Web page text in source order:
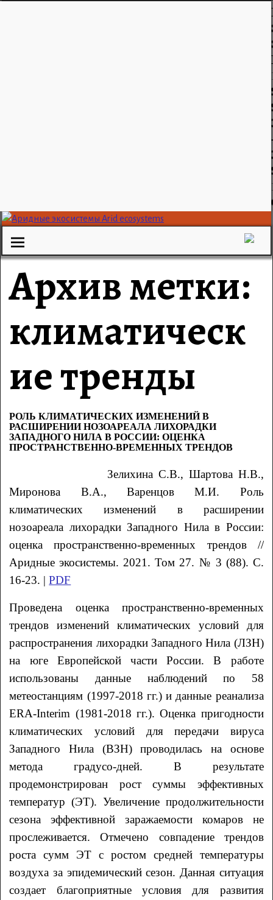
Архив метки:
климатическ
ие тренды
РОЛЬ КЛИМАТИЧЕСКИХ ИЗМЕНЕНИЙ В
РАСШИРЕНИИ НОЗОАРЕАЛА ЛИХОРАДКИ
ЗАПАДНОГО НИЛА В РОССИИ: ОЦЕНКА
ПРОСТРАНСТВЕННО-ВРЕМЕННЫХ ТРЕНДОВ
Зелихина С.В., Шартова Н.В.,
Миронова В.А., ВаренцовМ.И. Роль
климатических изменений в расширении
нозоареала лихорадки Западного Нила в России:
оценка пространственно-временных трендов //
Аридные экосистемы. 2021. Том 27. № 3 (88). С.
16-23. |PDF
Проведена оценка пространственно-временных
трендов изменений климатических условий для
распространения лихорадки Западного Нила (ЛЗН)
на юге Европейской части России. В работе
использованы данные наблюдений по 58
метеостанциям (1997-2018 гг.) и данные реанализа
ERA-Interim (1981-2018 гг.). Оценка пригодности
климатических условий для передачи вируса
Западного Нила (ВЗН) проводилась на основе
метода градусо-дней. В результате
продемонстрирован рост суммы эффективных
температур (ЭТ). Увеличение продолжительности
сезона эффективной заражаемости комаров не
прослеживается. Отмечено совпадение трендов
роста сумм ЭТ с ростом средней температуры
воздуха за эпидемический сезон. Данная ситуация
создает благоприятные условия для развития